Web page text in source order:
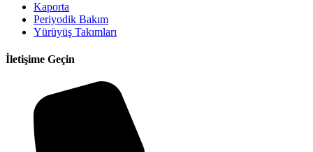
Kaporta
Periyodik Bakım
Yürüyüş Takımları
İletişime Geçin